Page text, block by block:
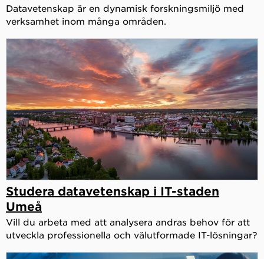
Datavetenskap är en dynamisk forskningsmiljö med
verksamhet inom många områden.
Studera datavetenskap i IT-staden
Umeå
Vill du arbeta med att analysera andras behov för att
utveckla professionella och välutformade IT-lösningar?